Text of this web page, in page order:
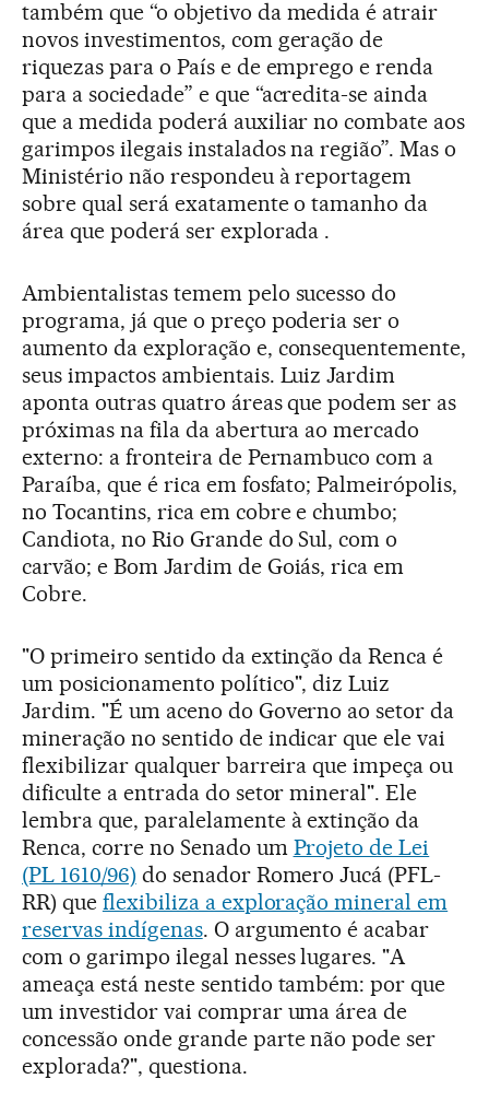
também que “o objetivo da medida é atrair
novos investimentos, com geração de
riquezas para o País e de emprego e renda
para a sociedade” e que “acredita-se ainda
que a medida poderá auxiliar no combate aos
garimpos ilegais instalados na região”. Mas o
Ministério não respondeu à reportagem
sobre qual será exatamente o tamanho da
área que poderá ser explorada .
Ambientalistas temem pelo sucesso do
programa, já que o preço poderia ser o
aumento da exploração e, consequentemente,
seus impactos ambientais. Luiz Jardim
aponta outras quatro áreas que podem ser as
próximas na fila da abertura ao mercado
externo: a fronteira de Pernambuco com a
Paraíba, que é rica em fosfato; Palmeirópolis,
no Tocantins, rica em cobre e chumbo;
Candiota, no Rio Grande do Sul, com o
carvão; e Bom Jardim de Goiás, rica em
Cobre.
"O primeiro sentido da extinção da Renca é
um posicionamento político", diz Luiz
Jardim. "É um aceno do Governo ao setor da
mineração no sentido de indicar que ele vai
flexibilizar qualquer barreira que impeça ou
dificulte a entrada do setor mineral". Ele
lembra que, paralelamente à extinção da
Renca, corre no Senado um Projeto de Lei
(PL 1610/96) do senador Romero Jucá (PFL-
RR) que flexibiliza a exploração mineral em
reservas indígenas. O argumento é acabar
com o garimpo ilegal nesses lugares. "A
ameaça está neste sentido também: por que
um investidor vai comprar uma área de
concessão onde grande parte não pode ser
explorada?", questiona.